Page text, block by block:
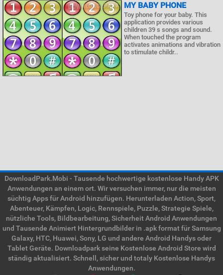
MY BABY PHONE
Toy phone for your baby. This
application provides various
children 39 s songs and sound.
When touched the program
activates animations and vibration
to stimulate childr..
DownloadPark.Mobi - Tausende hochwertige kostenlose Handy APK
Anwendungen an einem ort. Wir versuchen immer, nur die meisten
süchtig Apps für Android hinzufügen. Herunterladen Action, Sport,
Abenteuer, Kämpfen, Logic, Rennspiele, Puzzle, Strategie Spiele,
nützliche Tools, Bildbearbeitung, Sicherheit Android Anwendungen
und Tausende Animiert Hintergrundbilder in .apk format für Samsung
Galaxy, HTC, Huawei, Sony, LG und andere Android Handys oder
Tablet Geräte. Downloadpark seine Kostenlose Android Store wird
ständig aktualisiert. Schnell, sicher und totaly Kostenlose Handys
Anwendungen.